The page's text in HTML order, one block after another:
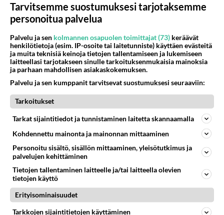
LUETUIMMAT
Muistatko? Kädestä suuhun
rahasalkun Henry-
miljonääriltä
ja Noora Louhimo vihdoinkin
yhdessä - Tätä moni jo odotti
Tiesitkö? Martina Aitolehden
isäpuoli on tämä suosittu
Tarvitsemme suostumuksesi tarjotaksemme
personoitua palvelua
Palvelu ja sen kolmannen osapuolen toimittajat (73) keräävät
henkilötietoja (esim. IP-osoite tai laitetunniste) käyttäen evästeitä
ja muita teknisiä keinoja tietojen tallentamiseen ja lukemiseen
laitteellasi tarjotakseen sinulle tarkoituksenmukaisia mainoksia
ja parhaan mahdollisen asiakaskokemuksen.
Palvelu ja sen kumppanit tarvitsevat suostumuksesi seuraaviin:
Tarkoitukset
Tarkat sijaintitiedot ja tunnistaminen laitetta skannaamalla
Kohdennettu mainonta ja mainonnan mittaaminen
Personoitu sisältö, sisällön mittaaminen, yleisötutkimus ja
palvelujen kehittäminen
Tietojen tallentaminen laitteelle ja/tai laitteella olevien
tietojen käyttö
Erityisominaisuudet
Tarkkojen sijaintitietojen käyttäminen